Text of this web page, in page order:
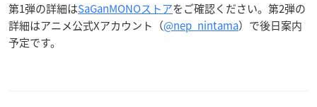
第1弾の詳細はSaGanMONOストアをご確認ください。第2弾の
詳細はアニメ公式Xアカウント（@nep_nintama）で後日案内
予定です。